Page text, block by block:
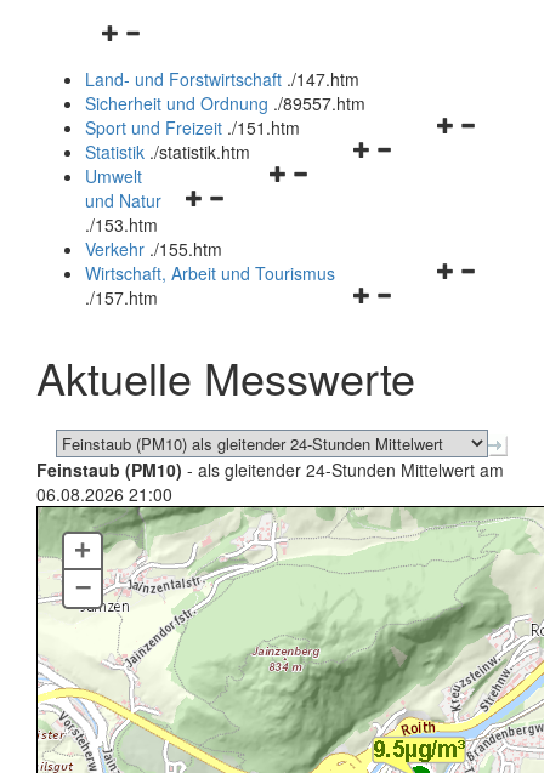
Navigationsmenü
und
schließen
Land- und Forstwirtschaft ./147.htm
Sicherheit und Ordnung ./89557.htm
Navigationsmenü
Sport und Freizeit ./151.htm
Navigationsmenü
Statistik ./statistik.htm
Navigationsmenü
und
schließen
Umwelt
und Natur
./153.htm
Verkehr ./155.htm
Navigationsmenü
schließen
Wirtschaft, Arbeit und Tourismus
./157.htm
Aktuelle Messwerte
Feinstaub (PM10) - als gleitender 24-Stunden Mittelwert am
06.08.2026 21:00
+
–